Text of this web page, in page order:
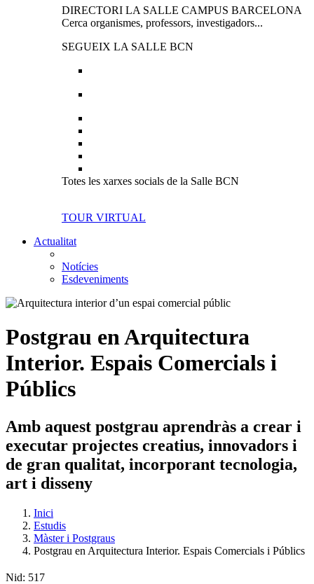
DIRECTORI LA SALLE CAMPUS BARCELONA
Cerca organismes, professors, investigadors...
SEGUEIX LA SALLE BCN
Totes les xarxes socials de la Salle BCN
TOUR VIRTUAL
Actualitat
Notícies
Esdeveniments
Postgrau en Arquitectura
Interior. Espais Comercials i
Públics
Amb aquest postgrau aprendràs a crear i
executar projectes creatius, innovadors i
de gran qualitat, incorporant tecnologia,
art i disseny
Inici
Estudis
Màster i Postgraus
Postgrau en Arquitectura Interior. Espais Comercials i Públics
Nid: 517